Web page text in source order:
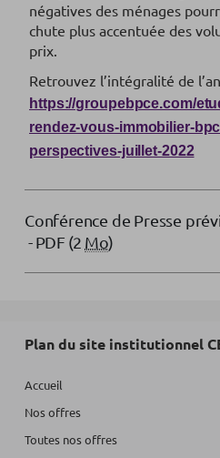
négatives des ménages
chute plus accentuée des
prix.
Retrouvez l’intégralité de
https://groupebpce.com/
rendez-vous-immobilier-
perspectives-juillet-2022
- PDF (2 Mo)
Plan du site institutionnel
Accueil
Nos offres
Toutes nos offres